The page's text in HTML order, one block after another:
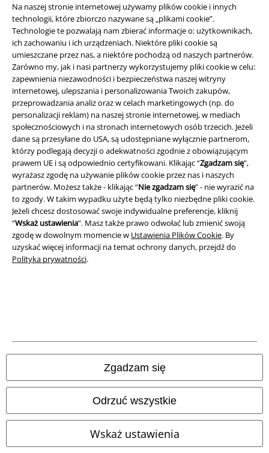
Na naszej stronie internetowej używamy plików cookie i innych
technologii, które zbiorczo nazywane są „plikami cookie”.
Technologie te pozwalają nam zbierać informacje o: użytkownikach,
ich zachowaniu i ich urządzeniach. Niektóre pliki cookie są
umieszczane przez nas, a niektóre pochodzą od naszych partnerów.
Zarówno my, jak i nasi partnerzy wykorzystujemy pliki cookie w celu:
zapewnienia niezawodności i bezpieczeństwa naszej witryny
internetowej, ulepszania i personalizowania Twoich zakupów,
przeprowadzania analiz oraz w celach marketingowych (np. do
personalizacji reklam) na naszej stronie internetowej, w mediach
społecznościowych i na stronach internetowych osób trzecich. Jeżeli
dane są przesyłane do USA, są udostępniane wyłącznie partnerom,
którzy podlegają decyzji o adekwatności zgodnie z obowiązującym
prawem UE i są odpowiednio certyfikowani. Klikając “Zgadzam się”,
wyrażasz zgodę na używanie plików cookie przez nas i naszych
partnerów. Możesz także - klikając “Nie zgadzam się” - nie wyrazić na
to zgody. W takim wypadku użyte będą tylko niezbędne pliki cookie.
Jeżeli chcesz dostosować swoje indywidualne preferencje, kliknij
“Wskaż ustawienia”. Masz także prawo odwołać lub zmienić swoją
zgodę w dowolnym momencie w Ustawienia Plików Cookie. By
uzyskać więcej informacji na temat ochrony danych, przejdź do
Polityka prywatności.
Zgadzam się
Odrzuć wszystkie
Wskaż ustawienia
Informacje prawne
Regulamin
Dane firmy
Polityka prywatności
Unieszkodliwianie odpadów i ochrona środowiska
Deklaracja Zgodności
Informacje dotyczące dostępności
© 1986-2026 E.M.P. Merchandising HGmbH
Sklepy internetowe EMP